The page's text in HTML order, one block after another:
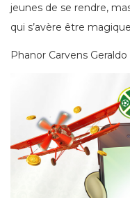
jeunes de se rendre,
qui s’avère être
Phanor Carvens Geraldo